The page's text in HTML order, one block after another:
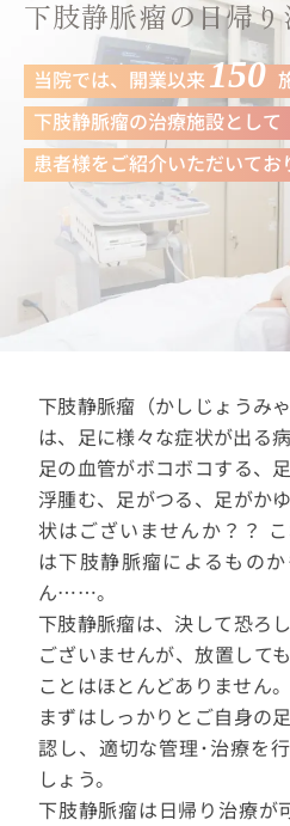
下肢静脈瘤の日帰
当院では、開業以来150
下肢静脈瘤の治療施設として
患者様をご紹介いただいてお
下肢静脈瘤（かしじょうみゃ
は、足に様々な症状が出る病
足の血管がボコボコする、足
浮腫む、足がつる、足がか
状はございませんか？？
は下肢静脈瘤によるもの
ん……。
下肢静脈瘤は、決して恐ろ
ございませんが、放置して
ことはほとんどありません。
まずはしっかりとご自身の
認し、適切な管理･治療を
しょう。
下肢静脈瘤は日帰り治療が